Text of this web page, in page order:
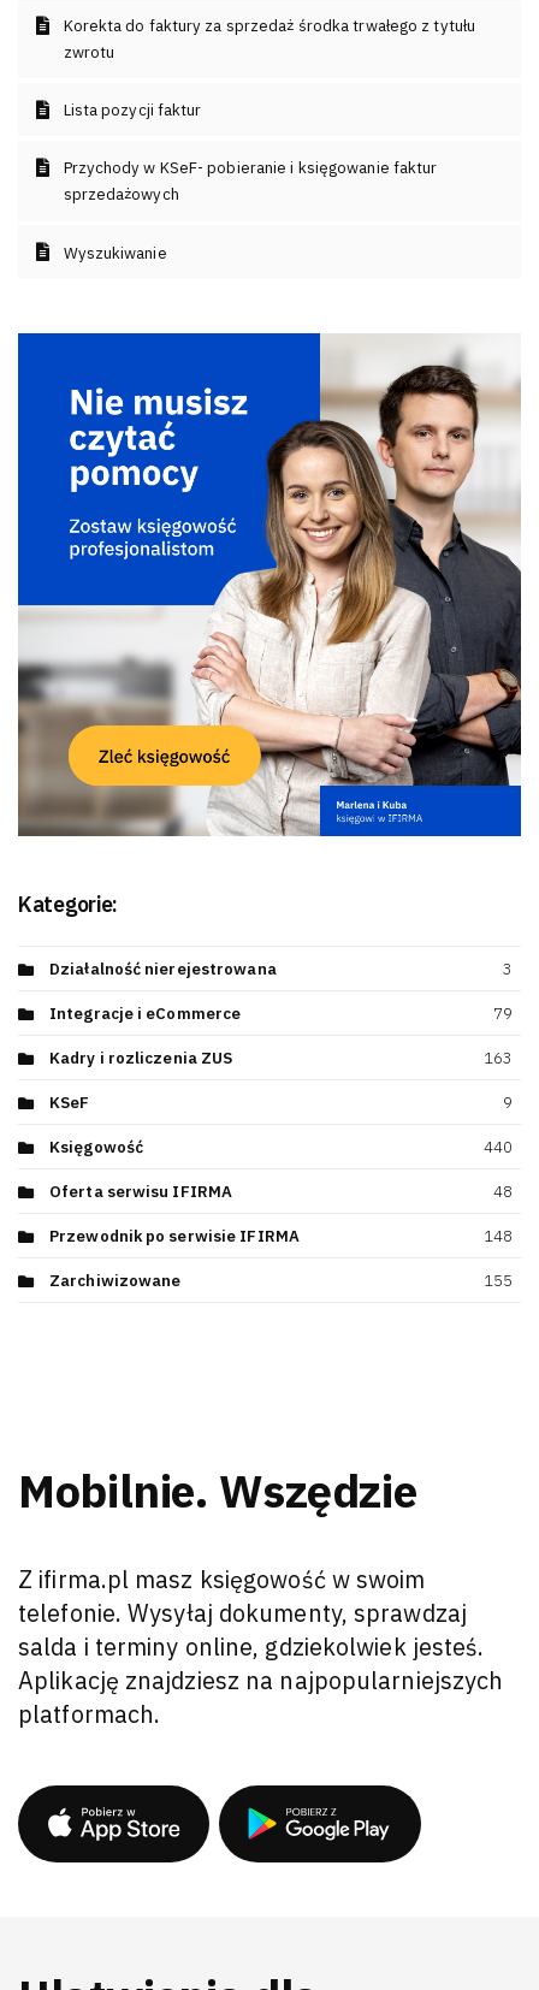
Korekta do faktury za sprzedaż środka trwałego z tytułu
zwrotu
Lista pozycji faktur
Przychody w KSeF- pobieranie i księgowanie faktur
sprzedażowych
Wyszukiwanie
Kategorie:
Działalność nierejestrowana 3
Integracje i eCommerce 79
Kadry i rozliczenia ZUS 163
KSeF 9
Księgowość 440
Oferta serwisu IFIRMA 48
Przewodnik po serwisie IFIRMA 148
Zarchiwizowane 155
Mobilnie. Wszędzie
Z ifirma.pl masz księgowość w swoim
telefonie. Wysyłaj dokumenty, sprawdzaj
salda i terminy online, gdziekolwiek jesteś.
Aplikację znajdziesz na najpopularniejszych
platformach.